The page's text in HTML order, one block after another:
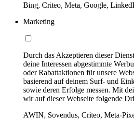
Bing, Criteo, Meta, Google,
Marketing
Durch das Akzeptieren dieser
deine Interessen abgestimmte
oder Rabattaktionen für unsere
basierend auf deinem Surf- und
sowie deren Erfolge messen. Mit
wir auf dieser Webseite folgende
AWIN, Sovendus, Criteo, Meta-